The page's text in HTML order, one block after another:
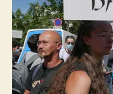
t
i
c
l
e